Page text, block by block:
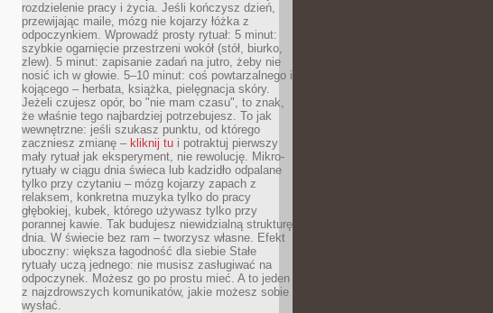
rozdzielenie pracy i życia. Jeśli kończysz dzień,
przewijając maile, mózg nie kojarzy łóżka z
odpoczynkiem. Wprowadź prosty rytuał: 5 minut:
szybkie ogarnięcie przestrzeni wokół (stół, biurko,
zlew). 5 minut: zapisanie zadań na jutro, żeby nie
nosić ich w głowie. 5–10 minut: coś powtarzalnego i
kojącego – herbata, książka, pielęgnacja skóry.
Jeżeli czujesz opór, bo "nie mam czasu", to znak,
że właśnie tego najbardziej potrzebujesz. To jak
wewnętrzne: jeśli szukasz punktu, od którego
zaczniesz zmianę – kliknij tu i potraktuj pierwszy
mały rytuał jak eksperyment, nie rewolucję. Mikro-
rytuały w ciągu dnia świeca lub kadzidło odpalane
tylko przy czytaniu – mózg kojarzy zapach z
relaksem, konkretna muzyka tylko do pracy
głębokiej, kubek, którego używasz tylko przy
porannej kawie. Tak budujesz niewidzialną strukturę
dnia. W świecie bez ram – tworzysz własne. Efekt
uboczny: większa łagodność dla siebie Stałe
rytuały uczą jednego: nie musisz zasługiwać na
odpoczynek. Możesz go po prostu mieć. A to jeden
z najzdrowszych komunikatów, jakie możesz sobie
wysłać.